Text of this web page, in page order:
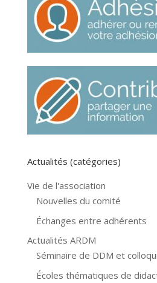
Actualités (catégories)
Vie de l'association
Nouvelles du comité
Échanges entre adhérents
Actualités ARDM
Séminaire de DDM et
Écoles thématiques de